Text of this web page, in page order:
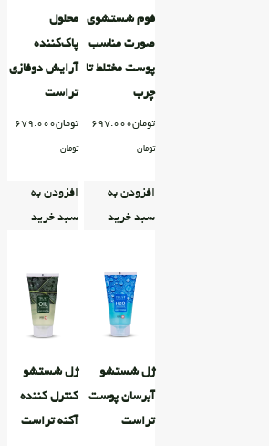
فوم شستشوی
صورت مناسب
پوست مختلط تا
چرب
تومان697.000
تومان
افزودن به
سبد خرید
محلول
پاک‌کننده
آرایش دوفازی
تراست
تومان679.000
تومان
افزودن به
سبد خرید
ژل شستشو
آبرسان پوست
تراست
ژل شستشو
کنترل کننده
آکنه تراست